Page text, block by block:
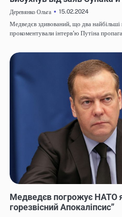
Деревянко Ольга
15.02.2024
Медведєв здивований, що два найбільші
прокоментували інтерв'ю Путіна
Медведєв погрожує НАТО
горезвісний Апокаліпсис”